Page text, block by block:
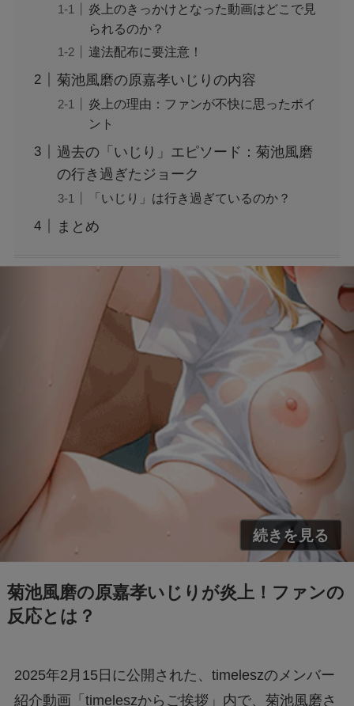
広末涼子の薬物使用疑惑：事故と逮捕の真相を
広末涼子を名乗る女が暴行逮捕！事件の全容を
「すするTV」が炎上？！その真実とは？
わかりやすく解説！
「誰から？＋999100から怪しい電話と謎のメッ
セージ」
【迷惑メール】dodaからのSMSは詐欺？原因
と対処法は？
【Switch2】抽選結果が表示されない？原因と
対策は？
「+295356510110からの着信に要注意！詐欺電
話の手口と対処法を解説」
Nintendo Switch 2は何が変わる？前モデルと
の違いを徹底解説！
炎上のきっかけとなった動画はどこで見
られるのか？
違法配布に要注意！
菊池風磨の原嘉孝いじりの内容
炎上の理由：ファンが不快に思ったポイ
ント
過去の「いじり」エピソード：菊池風磨
の行き過ぎたジョーク
「いじり」は行き過ぎているのか？
まとめ
菊池風磨の原嘉孝いじりが炎上！ファンの
反応とは？
2025年2月15日に公開された、timeleszのメンバー
紹介動画「timeleszからご挨拶」内で、菊池風磨さ